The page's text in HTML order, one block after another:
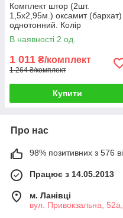
Комплект штор (2шт.
1,5х2,95м.) оксамит (бархат)
однотонний. Колір
золотистий. Код 1038ш 30-
851
В наявності 2 од.
1 011 ₴/комплект
1 264 ₴/комплект
Купити
Про нас
98% позитивних з 576
Працює з 14.05.2013
м. Ланівці
вул. Привокзальна, 52а,